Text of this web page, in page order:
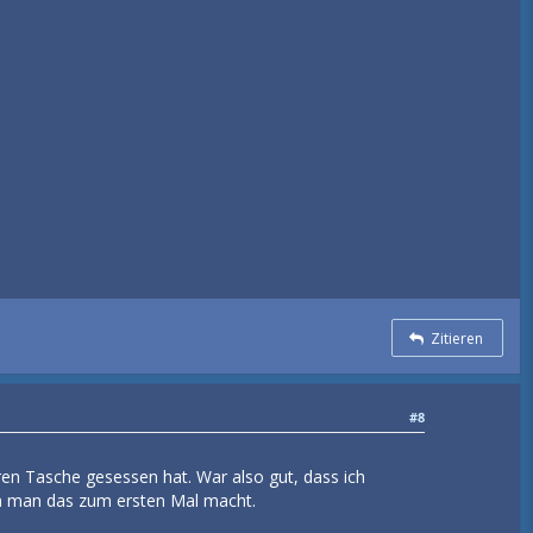
Zitieren
#8
Tasche gesessen hat. War also gut, dass ich
das zum ersten Mal macht.